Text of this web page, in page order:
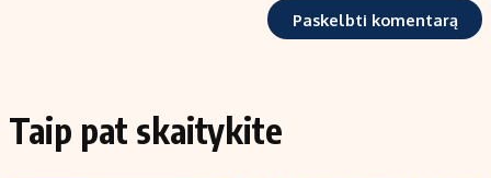
Taip pat skaitykite